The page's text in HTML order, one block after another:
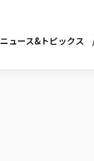
ニュース&トピックス